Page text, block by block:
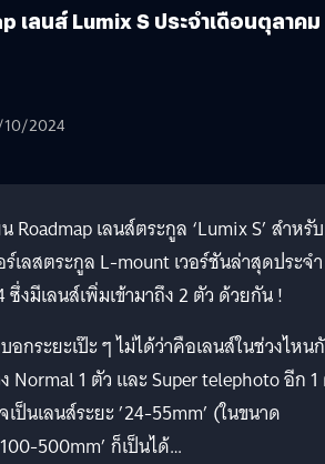
เลนส์ Lumix S ประจำเดือนตุลาคม
2024
Roadmap เลนส์ตระกูล ‘Lumix S’ สำหรับ
เลสตระกูล L-mount เวอร์ชันล่าสุดประจำ
งมีเลนส์เพิ่มเข้ามาถึง 2 ตัว ด้วยกัน !
กระยะเป๊ะ ๆ ไม่ได้ว่าคือเลนส์ในช่วงไหน
Normal 1 ตัว และ Super telephoto อีก 1
ป็นเลนส์ระยะ ’24-55mm’ (ในขนาด
500mm’ ก็เป็นได้…